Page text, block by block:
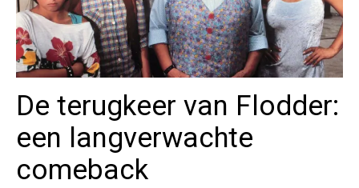
De terugkeer van Flodder:
een langverwachte
comeback